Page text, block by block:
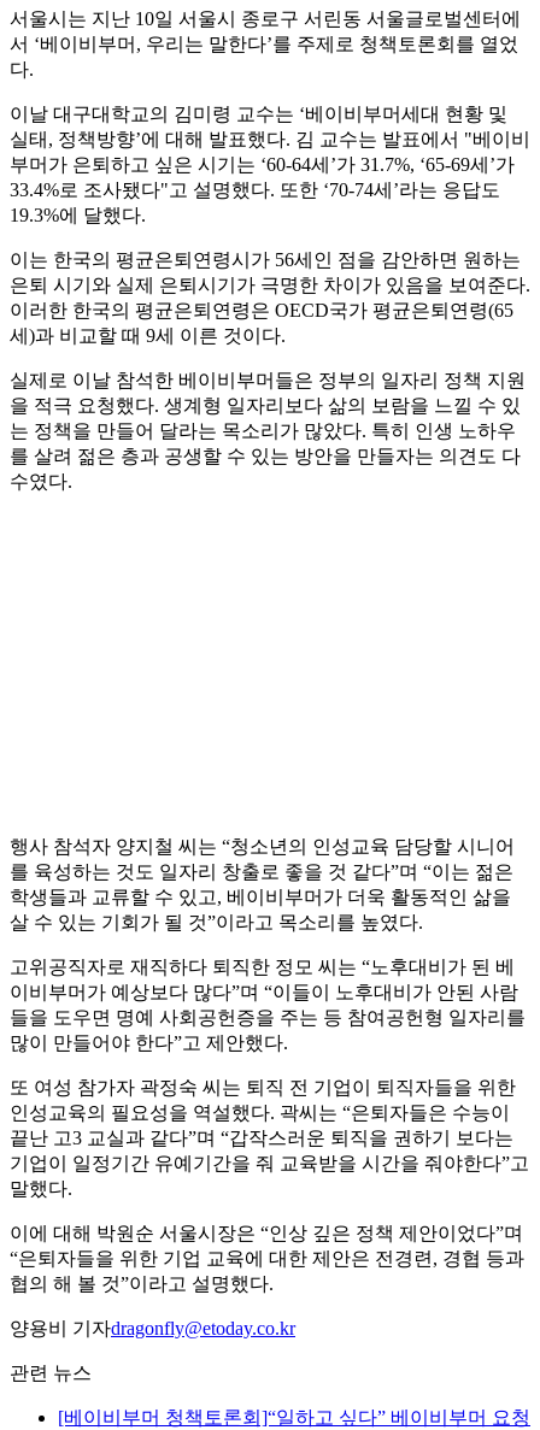
서울시는 지난 10일 서울시 종로구 서린동 서울글로벌센터에
서 ‘베이비부머, 우리는 말한다’를 주제로 청책토론회를 열었
다.
이날 대구대학교의 김미령 교수는 ‘베이비부머세대 현황 및
실태, 정책방향’에 대해 발표했다. 김 교수는 발표에서 "베이비
부머가 은퇴하고 싶은 시기는 ‘60-64세’가 31.7%, ‘65-69세’가
33.4%로 조사됐다"고 설명했다. 또한 ‘70-74세’라는 응답도
19.3%에 달했다.
이는 한국의 평균은퇴연령시가 56세인 점을 감안하면 원하는
은퇴 시기와 실제 은퇴시기가 극명한 차이가 있음을 보여준다.
이러한 한국의 평균은퇴연령은 OECD국가 평균은퇴연령(65
세)과 비교할 때 9세 이른 것이다.
실제로 이날 참석한 베이비부머들은 정부의 일자리 정책 지원
을 적극 요청했다. 생계형 일자리보다 삶의 보람을 느낄 수 있
는 정책을 만들어 달라는 목소리가 많았다. 특히 인생 노하우
를 살려 젊은 층과 공생할 수 있는 방안을 만들자는 의견도 다
수였다.
행사 참석자 양지철 씨는 “청소년의 인성교육 담당할 시니어
를 육성하는 것도 일자리 창출로 좋을 것 같다”며 “이는 젊은
학생들과 교류할 수 있고, 베이비부머가 더욱 활동적인 삶을
살 수 있는 기회가 될 것”이라고 목소리를 높였다.
고위공직자로 재직하다 퇴직한 정모 씨는 “노후대비가 된 베
이비부머가 예상보다 많다”며 “이들이 노후대비가 안된 사람
들을 도우면 명예 사회공헌증을 주는 등 참여공헌형 일자리를
많이 만들어야 한다”고 제안했다.
또 여성 참가자 곽정숙 씨는 퇴직 전 기업이 퇴직자들을 위한
인성교육의 필요성을 역설했다. 곽씨는 “은퇴자들은 수능이
끝난 고3 교실과 같다”며 “갑작스러운 퇴직을 권하기 보다는
기업이 일정기간 유예기간을 줘 교육받을 시간을 줘야한다”고
말했다.
이에 대해 박원순 서울시장은 “인상 깊은 정책 제안이었다”며
“은퇴자들을 위한 기업 교육에 대한 제안은 전경련, 경협 등과
협의 해 볼 것”이라고 설명했다.
양용비 기자dragonfly@etoday.co.kr
관련 뉴스
[베이비부머 청책토론회]“일하고 싶다” 베이비부머 요청